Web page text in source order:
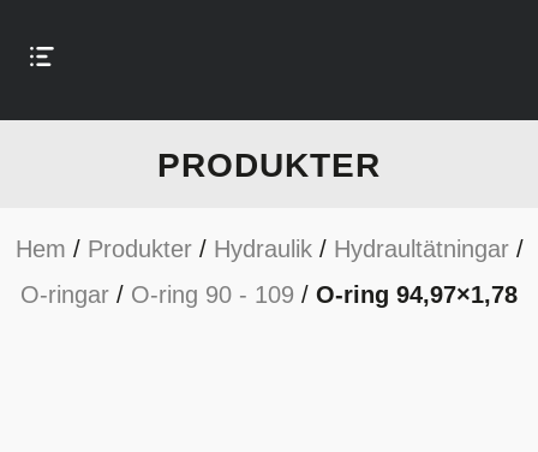
PRODUKTER
Hem / Produkter/ Hydraulik/ Hydraultätningar/
O-ringar / O-ring 90 - 109 / O-ring 94,97×1,78